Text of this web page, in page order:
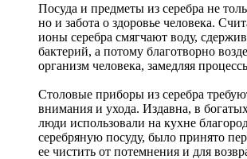
Посуда и предметы из серебра не
но и забота о здоровье человека.
ионы серебра смягчают воду,
бактерий, а потому благотворно
организм человека, замедляя
Столовые приборы из серебра
внимания и ухода. Издавна, в
люди использовали на кухне
серебряную посуду, было принято
ее чистить от потемнения и для